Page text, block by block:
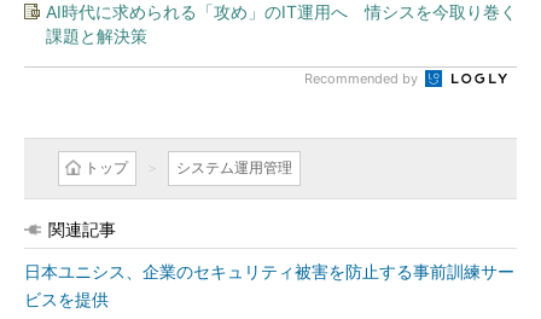
AI時代に求められる「攻め」のIT運用へ 情シスを今取り巻く
課題と解決策
Recommended by
トップ システム運用管理
関連記事
日本ユニシス、企業のセキュリティ被害を防止する事前訓練サー
ビスを提供